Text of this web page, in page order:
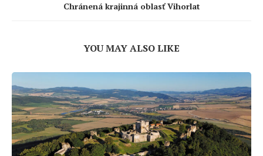
Chránená krajinná oblasť Vihorlat
YOU MAY ALSO LIKE